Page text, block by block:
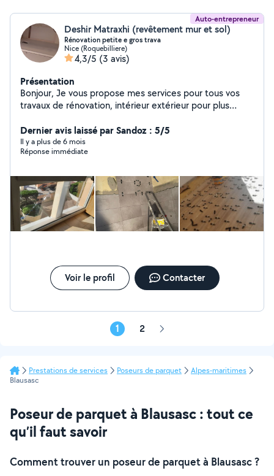
Auto-entrepreneur
Deshir Matraxhi (revêtement mur et sol)
Rénovation petite e gros trava
Nice (Roquebilliere)
4,3/5 (3 avis)
Présentation
Bonjour, Je vous propose mes services pour tous vos
travaux de rénovation, intérieur extérieur pour plus
Dernier avis laissé par Sandoz : 5/5
Il y a plus de 6 mois
Réponse immédiate
Voir le profil Contacter
1 2 Page
Prestations de services Poseurs de parquet
Alpes-maritimes
Blausasc
Poseur de parquet à Blausasc : tout ce
qu’il faut savoir
Comment trouver un poseur de parquet à Blausasc ?